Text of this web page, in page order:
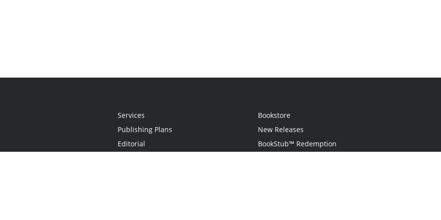
Services
Publishing Plans
Editorial
Bookstore
New Releases
BookStub™ Redemption